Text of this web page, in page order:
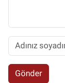
Gönder